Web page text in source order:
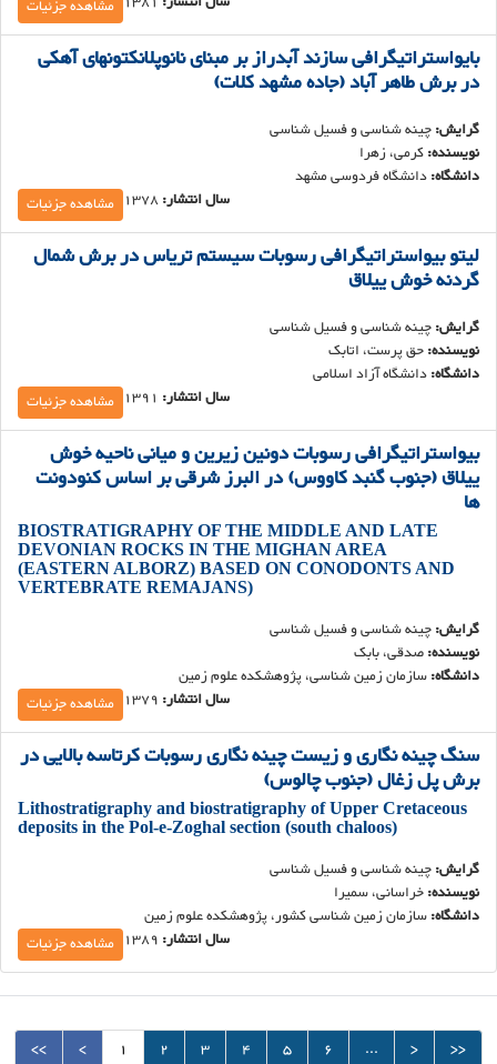
مشاهده جزئیات
بایواستراتیگرافی سازند آبدراز بر مبنای نانوپلانکتونهای آهکی
در برش طاهر آباد (جاده مشهد کلات)
گرایش:چینه شناسی و فسیل شناسی
نویسنده:کرمی، زهرا
دانشگاه:دان‍ش‍گ‍اه ف‍ردوس‍ی م‍ش‍ه‍د
سال انتشار:1378 مشاهده جزئیات
لیتو بیواستراتیگرافی رسوبات سیستم تریاس در برش شمال
گردنه خوش ییلاق
گرایش:چینه شناسی و فسیل شناسی
نویسنده:حق پرست، اتابک
دانشگاه:دان‍ش‍گ‍اه آزاد اس‍لام‍ی
سال انتشار: 1391 مشاهده جزئیات
بیواستراتیگرافی رسوبات دونین زیرین و میانی ناحیه خوش
ییلاق (جنوب گنبد کاووس) در البرز شرقی بر اساس کنودونت
ها
BIOSTRATIGRAPHY OF THE MIDDLE AND LATE
DEVONIAN ROCKS IN THE MIGHAN AREA
(EASTERN ALBORZ) BASED ON CONODONTS AND
VERTEBRATE REMAJANS)
گرایش:چینه شناسی و فسیل شناسی
نویسنده:صدقی، بابک
دانشگاه:سازمان زمین شناسی، پژوهشکده علوم زمین
سال انتشار: 1379 مشاهده جزئیات
سنگ چینه نگاری و زیست چینه نگاری رسوبات کرتاسه بالایی در
برش پل زغال (جنوب چالوس)
Lithostratigraphy and biostratigraphy of Upper Cretaceous
deposits in the Pol-e-Zoghal section (south chaloos)
گرایش:چینه شناسی و فسیل شناسی
نویسنده:خراسانی، سمیرا
دانشگاه:سازمان زمین شناسی کشور، پژوهشکده علوم زمین
سال انتشار: 1389 مشاهده جزئیات
<< < 1 2 3 4 5 6 ... > >>